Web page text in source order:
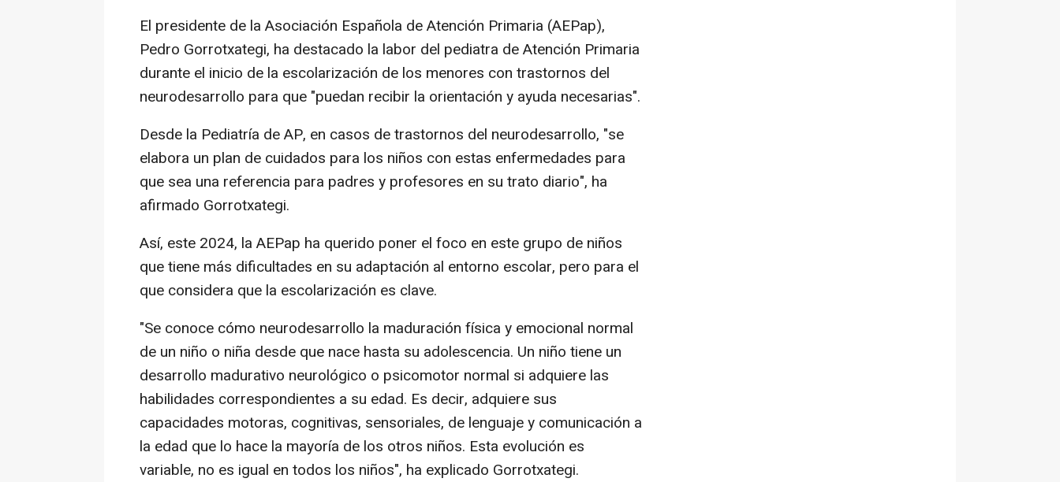
El presidente de la Asociación Española de Atención Primaria (AEPap),
Pedro Gorrotxategi, ha destacado la labor del pediatra de Atención Primaria
durante el inicio de la escolarización de los menores con trastornos del
neurodesarrollo para que "puedan recibir la orientación y ayuda necesarias".
Desde la Pediatría de AP, en casos de trastornos del neurodesarrollo, "se
elabora un plan de cuidados para los niños con estas enfermedades para
que sea una referencia para padres y profesores en su trato diario", ha
afirmado Gorrotxategi.
Así, este 2024, la AEPap ha querido poner el foco en este grupo de niños
que tiene más dificultades en su adaptación al entorno escolar, pero para el
que considera que la escolarización es clave.
"Se conoce cómo neurodesarrollo la maduración física y emocional normal
de un niño o niña desde que nace hasta su adolescencia. Un niño tiene un
desarrollo madurativo neurológico o psicomotor normal si adquiere las
habilidades correspondientes a su edad. Es decir, adquiere sus
capacidades motoras, cognitivas, sensoriales, de lenguaje y comunicación a
la edad que lo hace la mayoría de los otros niños. Esta evolución es
variable, no es igual en todos los niños", ha explicado Gorrotxategi.